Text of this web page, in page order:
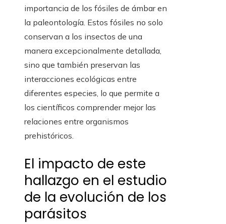
importancia de los fósiles de ámbar en
la paleontología. Estos fósiles no solo
conservan a los insectos de una
manera excepcionalmente detallada,
sino que también preservan las
interacciones ecológicas entre
diferentes especies, lo que permite a
los científicos comprender mejor las
relaciones entre organismos
prehistóricos.
El impacto de este
hallazgo en el estudio
de la evolución de los
parásitos